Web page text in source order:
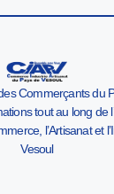
Commerçants du
tout au long de
l’Artisanat et
Vesoul